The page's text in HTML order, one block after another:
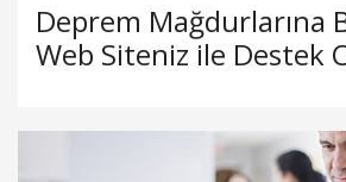
Deprem Mağdurlarına
Web Siteniz ile Destek